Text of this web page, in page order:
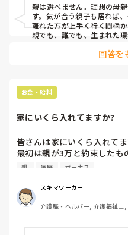
親は選べません。理想の母
す。気が合う親子も居れば
離れた方が上手く行く間柄
親でも、誰でも、生まれた
もないです。父親と母親に
回答を
お金・給料
家にいくら入れてますか?
皆さんは家にいくら入れて
最初は親が3万と約束したも
入れてます。
親 家庭 ボーナス
スキマワーカー
介護職・ヘルパー, 介護福祉士